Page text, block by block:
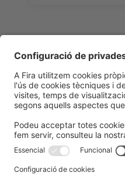
Informació legalAvís